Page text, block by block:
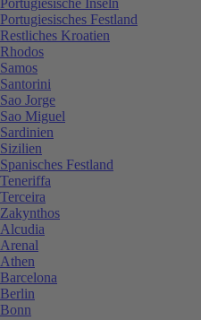
Portugiesisches Festland
Restliches Kroatien
Rhodos
Samos
Santorini
Sao Jorge
Sao Miguel
Sardinien
Sizilien
Spanisches Festland
Teneriffa
Terceira
Zakynthos
Alcudia
Arenal
Athen
Barcelona
Berlin
Bonn